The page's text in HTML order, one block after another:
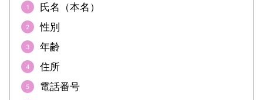
氏名（本名）
性別
年齢
住所
電話番号